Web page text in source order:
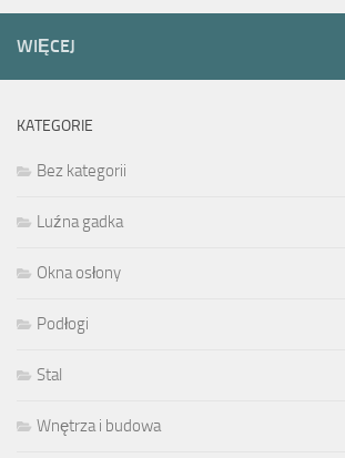
WIĘCEJ
KATEGORIE
Bez kategorii
Luźna gadka
Okna osłony
Podłogi
Stal
Wnętrza i budowa